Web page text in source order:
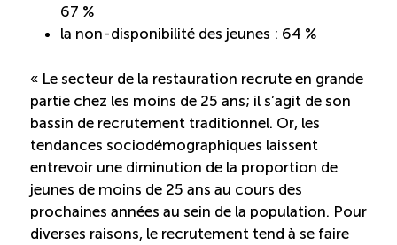
67 %
la non-disponibilité des jeunes : 64 %
« Le secteur de la restauration recrute en grande
partie chez les moins de 25 ans; il s’agit de son
bassin de recrutement traditionnel. Or, les
tendances sociodémographiques laissent
entrevoir une diminution de la proportion de
jeunes de moins de 25 ans au cours des
prochaines années au sein de la population. Pour
diverses raisons, le recrutement tend à se faire